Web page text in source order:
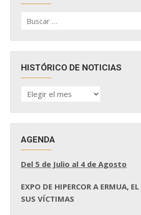
por:
HISTÓRICO DE NOTICIAS
HISTÓRICO
DE
AGENDA
Del 5 de Julio al 4 de Agosto
EXPO DE HIPERCOR A ERMUA,
SUS VÍCTIMAS